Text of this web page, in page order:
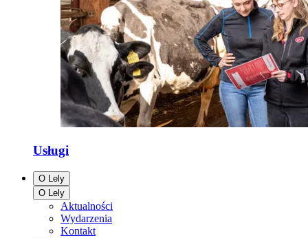
Usługi
O Lely
O Lely
Aktualności
Wydarzenia
Kontakt